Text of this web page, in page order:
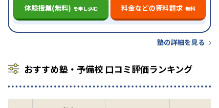
体験授業(無料) を申し込む 料金などの資料請求 無料
塾の詳細を見る
おすすめ塾・予備校 口コミ評価ランキング